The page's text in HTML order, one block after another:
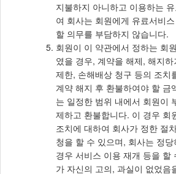
지불하지 아니하고 이용하는
여 회사는 회원에게 유료서비
할 의무를 부담하지 않습니다.
회원이 이 약관에서 정하는 회
였을 경우, 계약을 해제, 해지
제한, 손해배상 청구 등의 조치
계약 해지 후 환불하여야 할 금
는 일정한 범위 내에서 회원이
제하고 환불합니다. 이 경우 회
조치에 대하여 회사가 정한 절
청을 할 수 있으며, 회사는 정
경우 서비스 이용 재개 등을 할
가 자신의 고의, 과실이 없었음